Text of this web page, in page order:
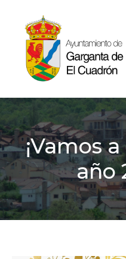
contenido
¡Vamos
año